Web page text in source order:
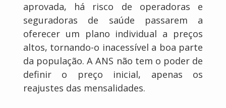
aprovada, há risco de operadoras e
seguradoras de saúde passarem a
oferecer um plano individual a preços
altos, tornando-o inacessível a boa parte
da população. A ANS não tem o poder de
definir o preço inicial, apenas os
reajustes das mensalidades.